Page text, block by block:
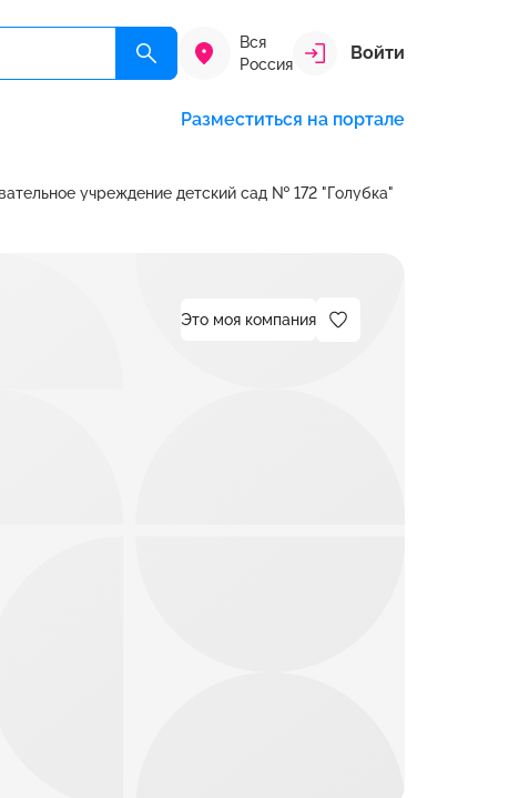
Вся
Россия
Войти
Разместиться на портале
учреждение детский сад № 172 "Голубка"
Это моя компания